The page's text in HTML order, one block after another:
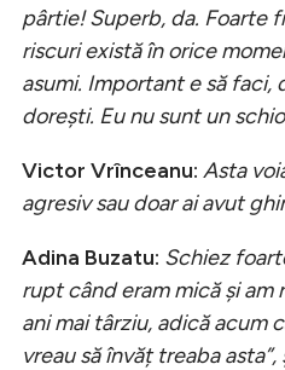
pârtie! Superb, da. Foarte
riscuri există în orice
asumi. Important e să faci,
dorești. Eu nu sunt un
Victor Vrînceanu: Asta
agresiv sau doar ai avut
Adina Buzatu: Schiez
rupt când eram mică și am
ani mai târziu, adică acum
vreau să învăț treaba